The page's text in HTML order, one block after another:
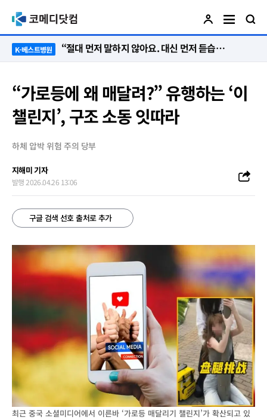
K-베스트병원 “절대 먼저 말하지 않아요. 대신 먼저 듣습니다”
“가로등에 왜 매달려?” 유행하는 ‘이
챌린지’, 구조 소동 잇따라
하체 압박 위험 주의 당부
지해미 기자
발행 2026.04.26 13:06
구글 검색 선호 출처로 추가
최근 중국 소셜미디어에서 이른바 ‘가로등 매달리기 챌린지’가 확산되고 있